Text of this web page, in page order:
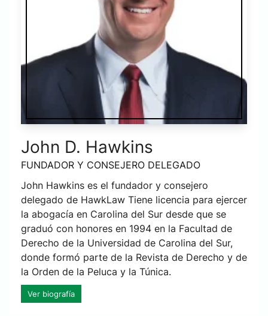
John D. Hawkins
FUNDADOR Y CONSEJERO DELEGADO
John Hawkins es el fundador y consejero
delegado de HawkLaw Tiene licencia para ejercer
la abogacía en Carolina del Sur desde que se
graduó con honores en 1994 en la Facultad de
Derecho de la Universidad de Carolina del Sur,
donde formó parte de la Revista de Derecho y de
la Orden de la Peluca y la Túnica.
Ver biografía